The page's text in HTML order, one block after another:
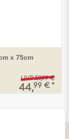
x 75cm
UVP 59,99 €
44,99 € *